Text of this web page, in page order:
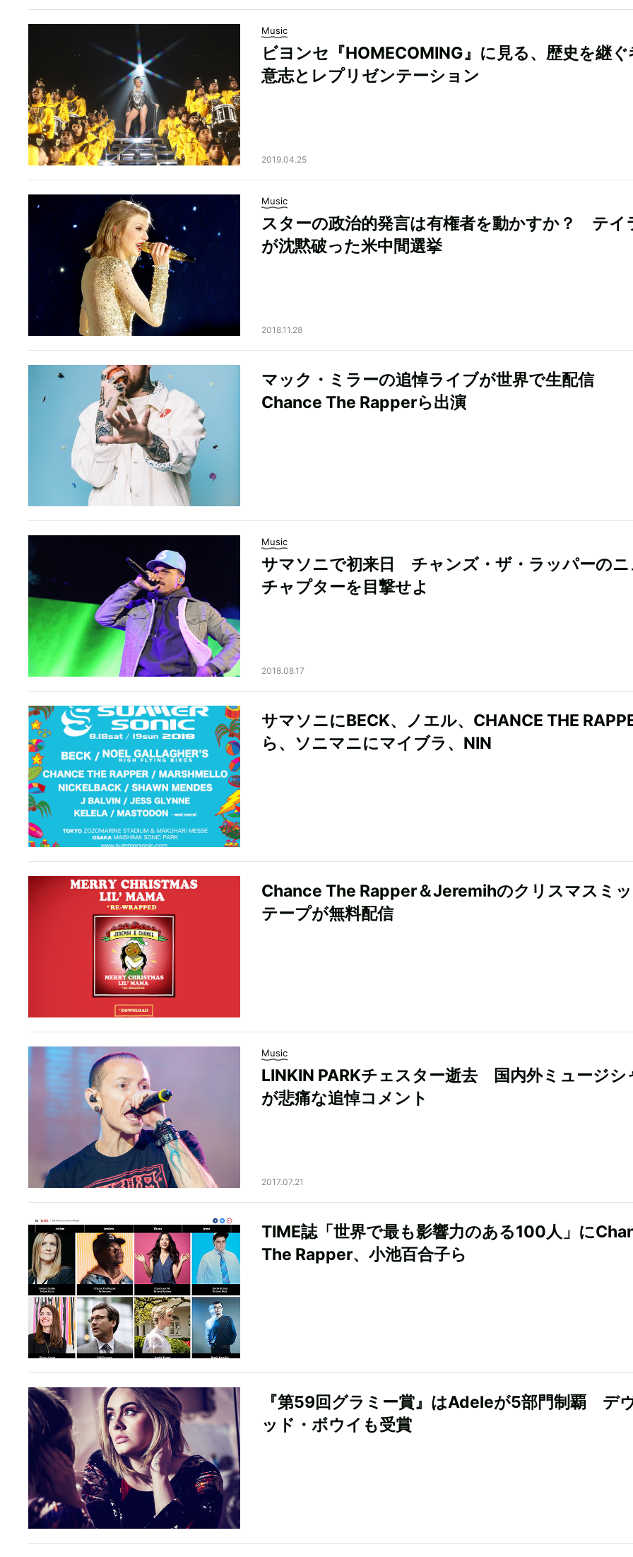
Music
ビヨンセ『HOMECOMING』に見る、歴史を継
意志とレプリゼンテーション
2019.04.25
Music
スターの政治的発言は有権者を動かすか？ テイ
が沈黙破った米中間選挙
2018.11.28
マック・ミラーの追悼ライブが世界で生配信
Chance The Rapperら出演
Music
サマソニで初来日 チャンズ・ザ・ラッパーのニ
チャプターを目撃せよ
2018.08.17
サマソニにBECK、ノエル、CHANCE THE
ら、ソニマニにマイブラ、NIN
Chance The Rapper＆Jeremihのクリスマスミ
テープが無料配信
Music
LINKIN PARKチェスター逝去 国内外ミュージシ
が悲痛な追悼コメント
2017.07.21
TIME誌「世界で最も影響力のある100人」に
The Rapper、小池百合子ら
『第59回グラミー賞』はAdeleが5部門制覇 デ
ッド・ボウイも受賞